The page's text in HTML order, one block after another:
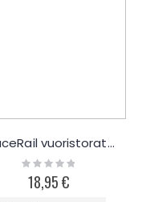
SpaceRail vuoristorata 2.5m
Rating:
0%
18,95 €